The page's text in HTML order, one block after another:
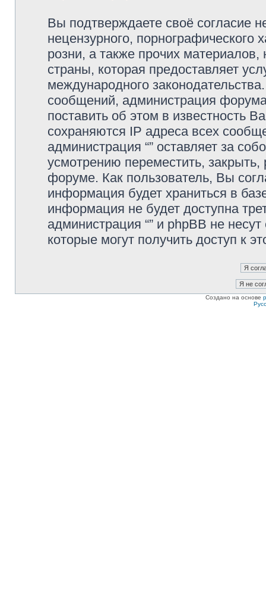
Вы подтверждаете своё согласие
нецензурного, порнографического
розни, а также прочих
страны, которая предоставляет
международного
сообщений, администрация
поставить об этом в известность
сохраняются IP адреса всех
администрация “” оставляет за
усмотрению переместить,
форуме. Как пользователь, Вы
информация будет храниться в
информация не будет доступна
администрация “” и phpBB не
которые могут получить доступ к
Создано на основе